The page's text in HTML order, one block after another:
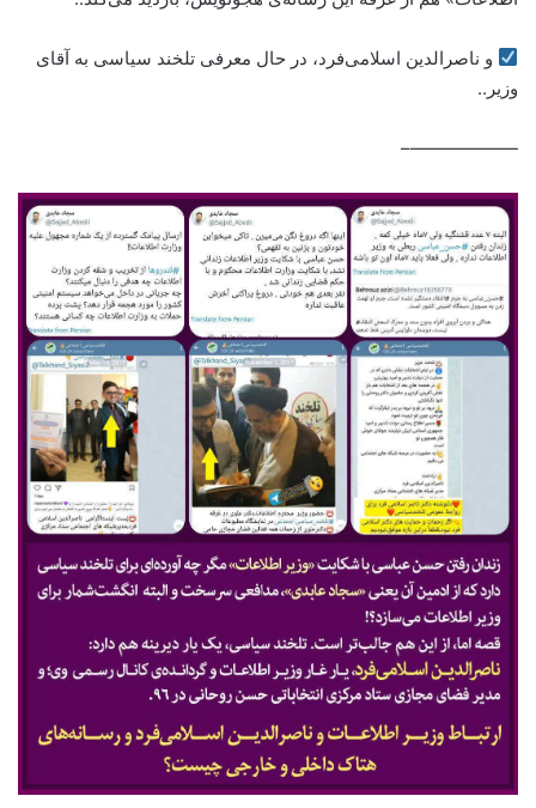
و ناصرالدین اسلامی‌فرد، در حال معرفی تلخند سیاسی به آقای
وزیر..
——————–